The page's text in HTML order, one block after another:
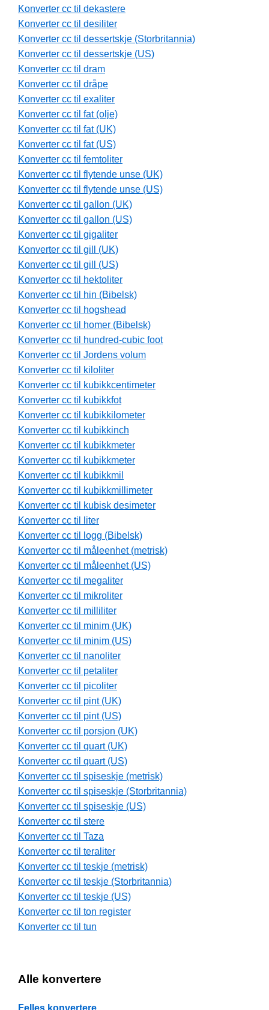
Konverter cc til dekastere
Konverter cc til desiliter
Konverter cc til dessertskje (Storbritannia)
Konverter cc til dessertskje (US)
Konverter cc til dram
Konverter cc til dråpe
Konverter cc til exaliter
Konverter cc til fat (olje)
Konverter cc til fat (UK)
Konverter cc til fat (US)
Konverter cc til femtoliter
Konverter cc til flytende unse (UK)
Konverter cc til flytende unse (US)
Konverter cc til gallon (UK)
Konverter cc til gallon (US)
Konverter cc til gigaliter
Konverter cc til gill (UK)
Konverter cc til gill (US)
Konverter cc til hektoliter
Konverter cc til hin (Bibelsk)
Konverter cc til hogshead
Konverter cc til homer (Bibelsk)
Konverter cc til hundred-cubic foot
Konverter cc til Jordens volum
Konverter cc til kiloliter
Konverter cc til kubikkcentimeter
Konverter cc til kubikkfot
Konverter cc til kubikkilometer
Konverter cc til kubikkinch
Konverter cc til kubikkmeter
Konverter cc til kubikkmeter
Konverter cc til kubikkmil
Konverter cc til kubikkmillimeter
Konverter cc til kubisk desimeter
Konverter cc til liter
Konverter cc til logg (Bibelsk)
Konverter cc til måleenhet (metrisk)
Konverter cc til måleenhet (US)
Konverter cc til megaliter
Konverter cc til mikroliter
Konverter cc til milliliter
Konverter cc til minim (UK)
Konverter cc til minim (US)
Konverter cc til nanoliter
Konverter cc til petaliter
Konverter cc til picoliter
Konverter cc til pint (UK)
Konverter cc til pint (US)
Konverter cc til porsjon (UK)
Konverter cc til quart (UK)
Konverter cc til quart (US)
Konverter cc til spiseskje (metrisk)
Konverter cc til spiseskje (Storbritannia)
Konverter cc til spiseskje (US)
Konverter cc til stere
Konverter cc til Taza
Konverter cc til teraliter
Konverter cc til teskje (metrisk)
Konverter cc til teskje (Storbritannia)
Konverter cc til teskje (US)
Konverter cc til ton register
Konverter cc til tun
Alle konvertere